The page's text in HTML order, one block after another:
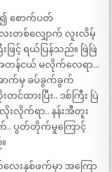
၍ စောက်ပတ်
ေးတစ်လျှောက် လူးလိမ့်
င့် ရယ်ပြန်သည်။ ဖြဲဖြဲ
အတန်ငယ် မလိုက်လေရာ…
ာက်မှ ခပ်ခွက်ခွက်
ားပြီး.. ဒစ်ကြီး ပြဲ
းလိုက်ရာ.. နန်းအီတူး
က်.. ပွတ်တိုက်မှုကြောင့်
ေးနှစ်ဖက်မှာ အကြော